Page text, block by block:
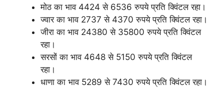
मोठ का भाव 4424 से 6536 रुपये प्रति क्विंटल रहा।
ज्वार का भाव 2737 से 4370 रुपये प्रति क्विंटल रहा।
जीरा का भाव 24380 से 35800 रुपये प्रति क्विंटल
रहा।
सरसों का भाव 4648 से 5150 रुपये प्रति क्विंटल
रहा।
धाणा का भाव 5289 से 7430 रुपये प्रति क्विंटल रहा।